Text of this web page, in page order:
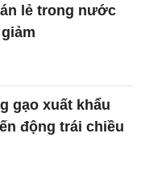
lẻ trong nước
gạo xuất khẩu
động trái chiều